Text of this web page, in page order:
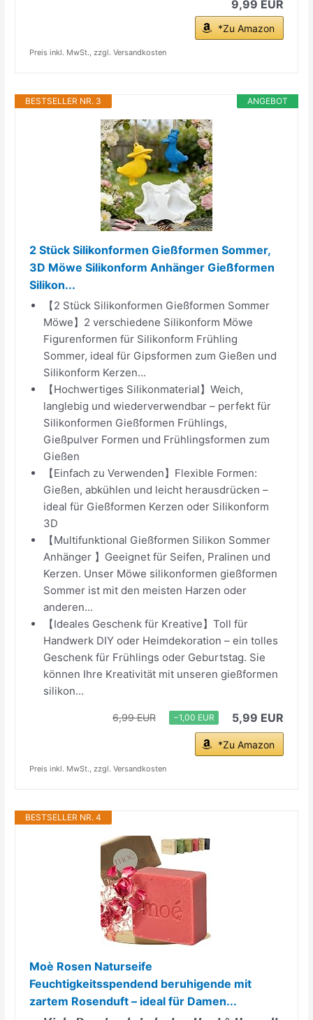
9,99 EUR
*Zu Amazon
Preis inkl. MwSt., zzgl. Versandkosten
ANGEBOT
BESTSELLER NR. 3
2 Stück Silikonformen Gießformen Sommer,
3D Möwe Silikonform Anhänger Gießformen
Silikon...
【2 Stück Silikonformen Gießformen Sommer
Möwe】2 verschiedene Silikonform Möwe
Figurenformen für Silikonform Frühling
Sommer, ideal für Gipsformen zum Gießen und
Silikonform Kerzen...
【Hochwertiges Silikonmaterial】Weich,
langlebig und wiederverwendbar – perfekt für
Silikonformen Gießformen Frühlings,
Gießpulver Formen und Frühlingsformen zum
Gießen
【Einfach zu Verwenden】Flexible Formen:
Gießen, abkühlen und leicht herausdrücken –
ideal für Gießformen Kerzen oder Silikonform
3D
【Multifunktional Gießformen Silikon Sommer
Anhänger 】Geeignet für Seifen, Pralinen und
Kerzen. Unser Möwe silikonformen gießformen
Sommer ist mit den meisten Harzen oder
anderen...
【Ideales Geschenk für Kreative】Toll für
Handwerk DIY oder Heimdekoration – ein tolles
Geschenk für Frühlings oder Geburtstag. Sie
können Ihre Kreativität mit unseren gießformen
silikon...
6,99 EUR −1,00 EUR 5,99 EUR
*Zu Amazon
Preis inkl. MwSt., zzgl. Versandkosten
BESTSELLER NR. 4
Moè Rosen Naturseife
Feuchtigkeitsspendend beruhigende mit
zartem Rosenduft – ideal für Damen...